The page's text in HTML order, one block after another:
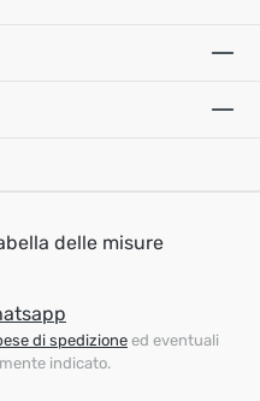
delle misure
di spedizione ed eventuali
indicato.